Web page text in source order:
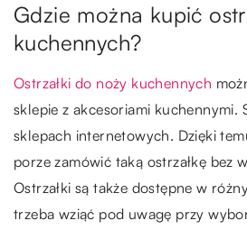
Gdzie można kupić
kuchennych?
Ostrzałki do noży kuchennych
sklepie z akcesoriami kuchennymi.
sklepach internetowych. Dzięki
porze zamówić taką ostrzałkę bez
Ostrzałki są także dostępne w
trzeba wziąć pod uwagę przy